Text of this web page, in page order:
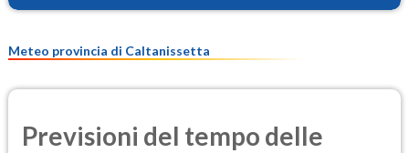
PM25
Meteo provincia di Caltanissetta
Previsioni del tempo delle